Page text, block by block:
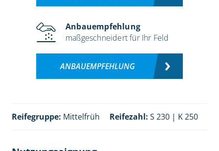
Anbauempfehlung
maßgeschneidert für Ihr Feld
ANBAUEMPFEHLUNG
Reifegruppe: Mittelfrüh Reifezahl: S 230 | K 250